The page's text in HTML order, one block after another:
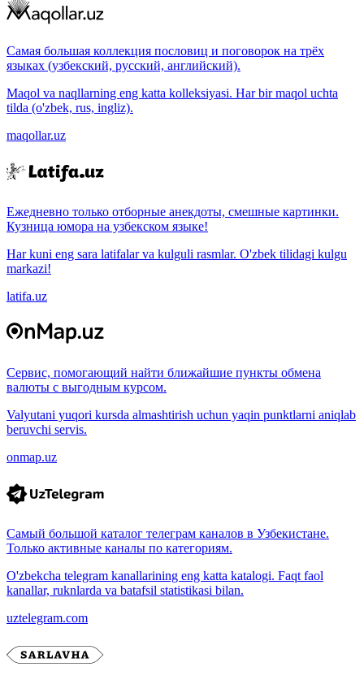
Самая большая коллекция пословиц и поговорок на трёх
языках (узбекский, русский, английский).
Maqol va naqllarning eng katta kolleksiyasi. Har bir maqol uchta
tilda (o'zbek, rus, ingliz).
maqollar.uz
Ежедневно только отборные анекдоты, смешные картинки.
Кузница юмора на узбекском языке!
Har kuni eng sara latifalar va kulguli rasmlar. O'zbek tilidagi kulgu
markazi!
latifa.uz
Сервис, помогающий найти ближайшие пункты обмена
валюты с выгодным курсом.
Valyutani yuqori kursda almashtirish uchun yaqin punktlarni aniqlab
beruvchi servis.
onmap.uz
Самый большой каталог телеграм каналов в Узбекистане.
Только активные каналы по категориям.
O'zbekcha telegram kanallarining eng katta katalogi. Faqt faol
kanallar, ruknlarda va batafsil statistikasi bilan.
uztelegram.com